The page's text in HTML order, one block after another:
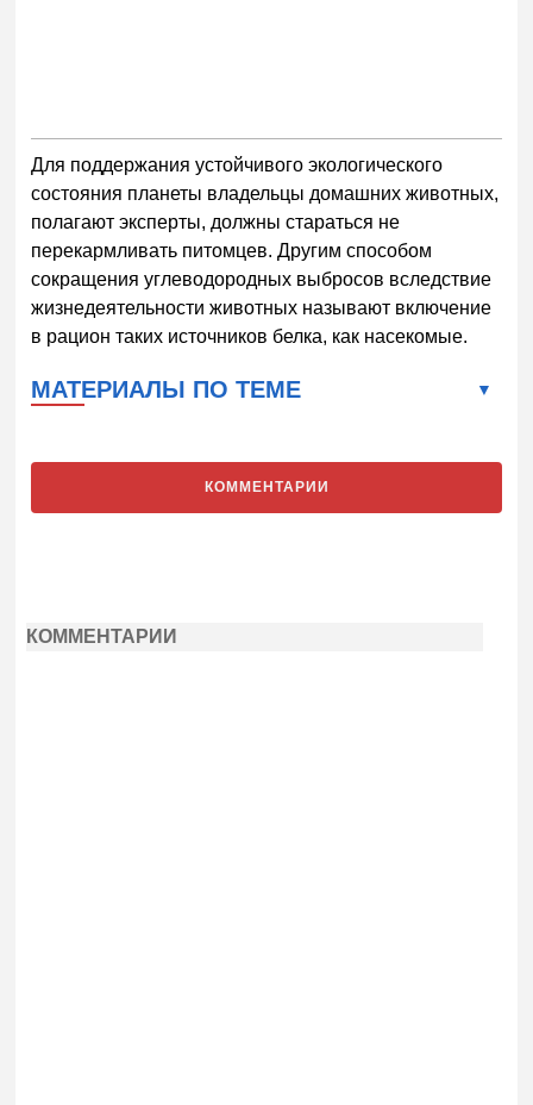
Для поддержания устойчивого экологического
состояния планеты владельцы домашних животных,
полагают эксперты, должны стараться не
перекармливать питомцев. Другим способом
сокращения углеводородных выбросов вследствие
жизнедеятельности животных называют включение
в рацион таких источников белка, как насекомые.
МАТЕРИАЛЫ ПО ТЕМЕ
КОММЕНТАРИИ
КОММЕНТАРИИ